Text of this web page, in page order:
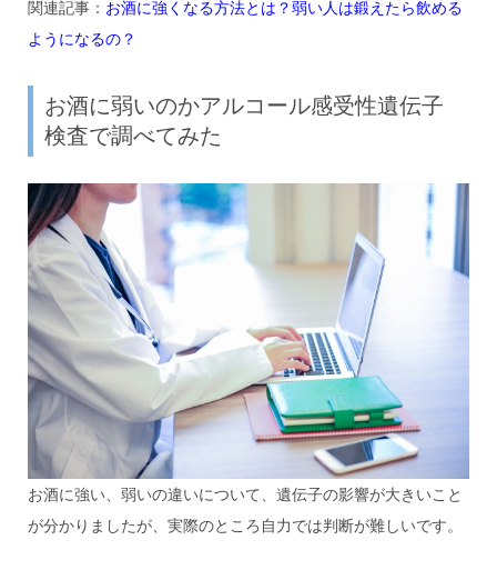
関連記事： お酒に強くなる方法とは？弱い人は鍛えたら飲める
ようになるの？
お酒に弱いのかアルコール感受性遺伝子
検査で調べてみた
お酒に強い、弱いの違いについて、遺伝子の影響が大きいこと
が分かりましたが、実際のところ自力では判断が難しいです。